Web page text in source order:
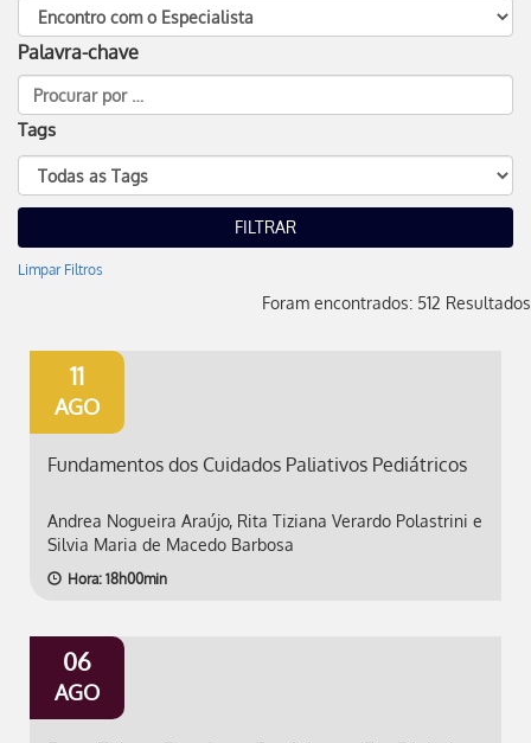
Palavra-chave
Tags
Limpar Filtros
Foram encontrados: 512 Resultados
11
AGO
Fundamentos dos Cuidados Paliativos Pediátricos
Andrea Nogueira Araújo, Rita Tiziana Verardo Polastrini e
Silvia Maria de Macedo Barbosa
Hora: 18h00min
06
AGO